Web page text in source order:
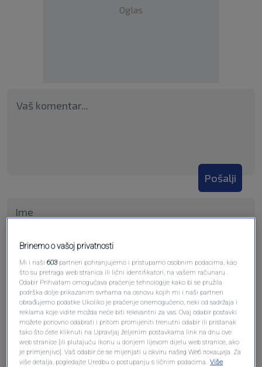
Oglas
Pošalji
Pošalji komentar
Brinemo o vašoj privatnosti
Mi i naši603 partneri pohranjujemo i pristupamo osobnim podacima, kao
što su pretraga web stranica ili lični identifikatori, na vašem računaru .
Odabir Prihvatam omogućava praćenje tehnologije kako bi se pružila
podrška dolje prikazanim svrhama na osnovu kojih mi i naši partneri
obrađujemo podatke Ukoliko je praćenje onemogućeno, neki od sadržaja i
reklama koje vidite možda neće biti relevantni za vas. Ovaj odabir postavki
možete ponovno odabrati i pritom promijeniti trenutni odabir ili pristanak
tako što ćete kliknuti na Upravljaj željenim postavkama link na dnu ove
web stranice [ili plutajuću ikonu u donjem lijevom dijelu web stranice, ako
je primjenjivo]. Vaš odabir će se mijenjati u okviru našeg Wеб локација. Za
više detalja, pogledajte Uredbu o postupanju s ličnim podacima. Više